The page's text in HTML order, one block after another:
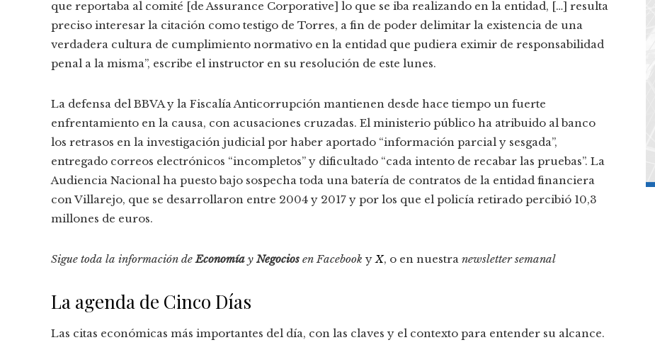
que reportaba al comité [de Assurance Corporative] lo que se iba realizando en la entidad, […] resulta
preciso interesar la citación como testigo de Torres, a fin de poder delimitar la existencia de una
verdadera cultura de cumplimiento normativo en la entidad que pudiera eximir de responsabilidad
penal a la misma”, escribe el instructor en su resolución de este lunes.
La defensa del BBVA y la Fiscalía Anticorrupción mantienen desde hace tiempo un fuerte
enfrentamiento en la causa, con acusaciones cruzadas. El ministerio público ha atribuido al banco
los retrasos en la investigación judicial por haber aportado “información parcial y sesgada”,
entregado correos electrónicos “incompletos” y dificultado “cada intento de recabar las pruebas”. La
Audiencia Nacional ha puesto bajo sospecha toda una batería de contratos de la entidad financiera
con Villarejo, que se desarrollaron entre 2004 y 2017 y por los que el policía retirado percibió 10,3
millones de euros.
Sigue toda la información deEconomía y Negocios enFacebook yX, o en nuestra newsletter semanal
La agenda de Cinco Días
Las citas económicas más importantes del día, con las claves y el contexto para entender su alcance.